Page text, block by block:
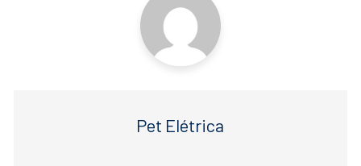
Pet Elétrica